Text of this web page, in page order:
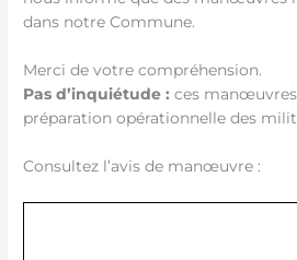
dans notre Commune.
Merci de votre compréhension.
Pas d’inquiétude : ces
préparation opérationnelle des
Consultez l’avis de manœuvre :